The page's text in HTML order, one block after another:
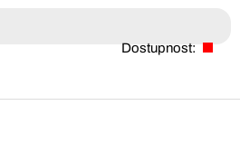
Dostupnost: